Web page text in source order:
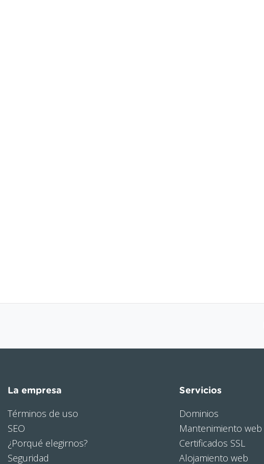
La empresa
Términos de uso
SEO
¿Porqué elegirnos?
Seguridad
Servicios
Dominios
Mantenimiento web
Certificados SSL
Alojamiento web